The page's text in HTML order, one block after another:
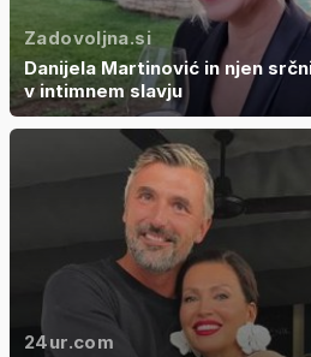
Zadovoljna.si
Danijela Martinović in njen
v intimnem slavju
24ur.com